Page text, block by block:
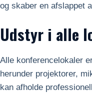
og skaber en afslappet
Udstyr i alle
Alle konferencelokaler
herunder projektorer,
kan afholde